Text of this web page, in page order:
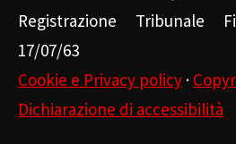
Registrazione Tribunale
17/07/63
Cookie e Privacy policy ·
Dichiarazione di accessibilità